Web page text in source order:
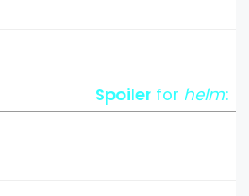
Spoilerfor helm: